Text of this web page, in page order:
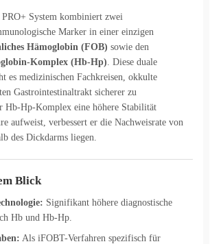
System kombiniert zwei
Marker in einer einzigen
Hämoglobin (FOB) sowie den
Komplex (Hb-Hp) . Diese duale
es medizinischen Fachkreisen, okkulte
Gastrointestinaltrakt sicherer zu
Hb-Hp-Komplex eine höhere Stabilität
aufweist, verbessert er die Nachweisrate von
des Dickdarms liegen.
Blick
Signifikant höhere diagnostische
Hb und Hb-Hp.
Als iFOBT-Verfahren spezifisch für